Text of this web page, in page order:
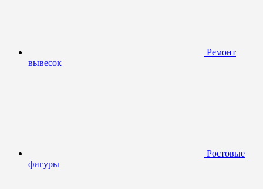
Ремонт
вывесок
Ростовые
фигуры